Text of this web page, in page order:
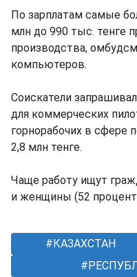
По зарплатам самые
млн до 990 тыс. тенге
производства,
компьютеров.
Соискатели
для коммерческих
горнорабочих в сфере
2,8 млн тенге.
Чаще работу ищут
и женщины (52
КАЗАХСТАН